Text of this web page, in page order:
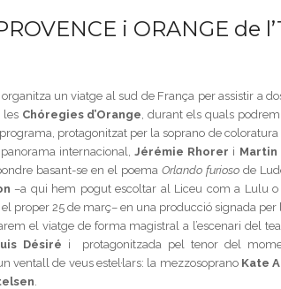
i ORANGE de
un viatge al sud de França per assistir a
les Chóregies d’Orange, durant els quals podrem
protagonitzat per la soprano de
internacional,Jérémie Rhorer i Martin
basant-se en el poemaOrlando furioso de
–a qui hem pogut escoltar al Liceu com a Lulu
proper 25 de març– en una producció signada per
el viatge de forma magistral a l’escenari del
Désiré i protagonitzada pel tenor del
ventall de veus estel·lars: la mezzosoprano Kate
.